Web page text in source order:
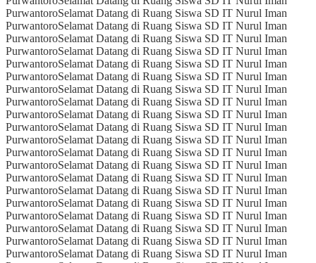
PurwantoroSelamat Datang di Ruang Siswa SD IT Nurul Iman
PurwantoroSelamat Datang di Ruang Siswa SD IT Nurul Iman
PurwantoroSelamat Datang di Ruang Siswa SD IT Nurul Iman
PurwantoroSelamat Datang di Ruang Siswa SD IT Nurul Iman
PurwantoroSelamat Datang di Ruang Siswa SD IT Nurul Iman
PurwantoroSelamat Datang di Ruang Siswa SD IT Nurul Iman
PurwantoroSelamat Datang di Ruang Siswa SD IT Nurul Iman
PurwantoroSelamat Datang di Ruang Siswa SD IT Nurul Iman
PurwantoroSelamat Datang di Ruang Siswa SD IT Nurul Iman
PurwantoroSelamat Datang di Ruang Siswa SD IT Nurul Iman
PurwantoroSelamat Datang di Ruang Siswa SD IT Nurul Iman
PurwantoroSelamat Datang di Ruang Siswa SD IT Nurul Iman
PurwantoroSelamat Datang di Ruang Siswa SD IT Nurul Iman
PurwantoroSelamat Datang di Ruang Siswa SD IT Nurul Iman
PurwantoroSelamat Datang di Ruang Siswa SD IT Nurul Iman
PurwantoroSelamat Datang di Ruang Siswa SD IT Nurul Iman
PurwantoroSelamat Datang di Ruang Siswa SD IT Nurul Iman
PurwantoroSelamat Datang di Ruang Siswa SD IT Nurul Iman
PurwantoroSelamat Datang di Ruang Siswa SD IT Nurul Iman
PurwantoroSelamat Datang di Ruang Siswa SD IT Nurul Iman